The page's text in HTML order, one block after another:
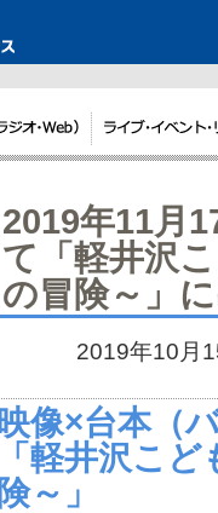
2019年11月
て「軽井沢
の冒険～」
2019年10月
映像×台本（
「軽井沢こ
険～」